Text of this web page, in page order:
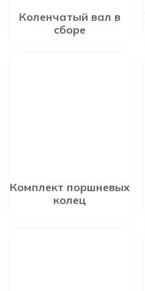
Коленчатый вал в
сборе
Комплект поршневых
колец